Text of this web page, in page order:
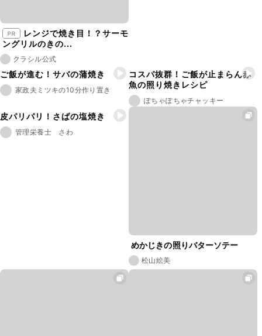
ングリルのきの...
クラシル公式
ご飯が進む！サバの蒲焼き
家政夫ミツキの10分作り置き
コスパ抜群！ご飯が止まらん赤
魚の照り焼きレシピ
ぽちゃぽちゃチャッキー
皮パリパリ！さばの塩焼き
管理栄養士 さわ
めかじきの照りバターソテー ⁡
松山絵美